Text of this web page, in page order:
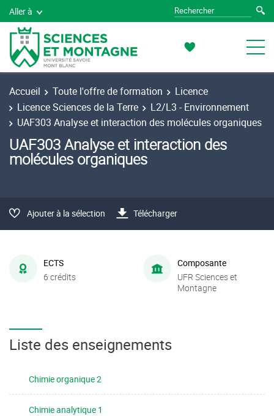
Aller à
Accueil Toute l'offre de formation
Licence
Licence Sciences de la Terre
L2/L3 - Environnement
UAF303 Analyse et interaction des molécules organiques
UAF303 Analyse et interaction des
molécules organiques
Ajouter à la sélection Télécharger
ECTS
6 crédits
Composante
UFR Sciences et
Montagne
Liste des enseignements
Chimie organique 2
Chimie analytique 1